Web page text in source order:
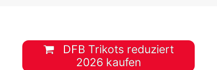
DFB Trikots reduziert
2026 kaufen